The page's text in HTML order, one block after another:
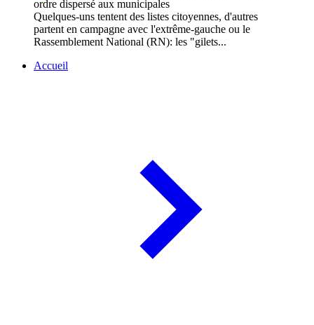
Quelques-uns tentent des listes citoyennes, d'autres
partent en campagne avec l'extrême-gauche ou le
Rassemblement National (RN): les "gilets...
Accueil